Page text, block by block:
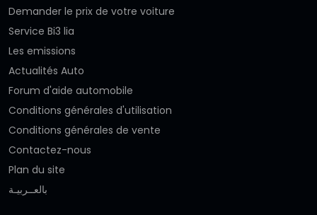
Demander le prix de votre voiture
Service Bi3 lia
Les emissions
Actualités Auto
Forum d'aide automobile
Conditions générales d'utilisation
Conditions générales de vente
Contactez-nous
Plan du site
بالعــربيـة